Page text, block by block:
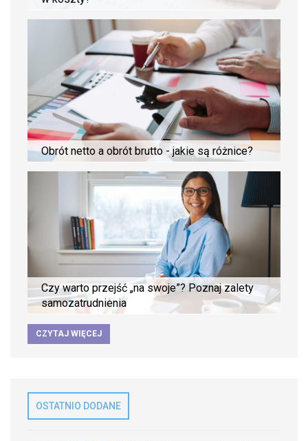
Obrót netto a obrót brutto - jakie są różnice?
Czy warto przejść „na swoje”? Poznaj zalety
samozatrudnienia
CZYTAJ WIĘCEJ
OSTATNIO DODANE